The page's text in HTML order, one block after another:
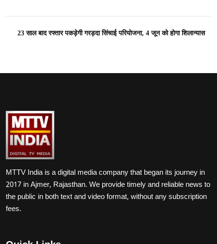
23 साल बाद रफ्तार पकड़ेगी गरड़दा सिंचाई परियोजना, 4 जून को होगा शिलान्यास
MTTV India is a digital media company that began its journey in
2017 in Ajmer, Rajasthan. We provide timely and reliable news to
the public in both text and video format, without any subscription
fees.